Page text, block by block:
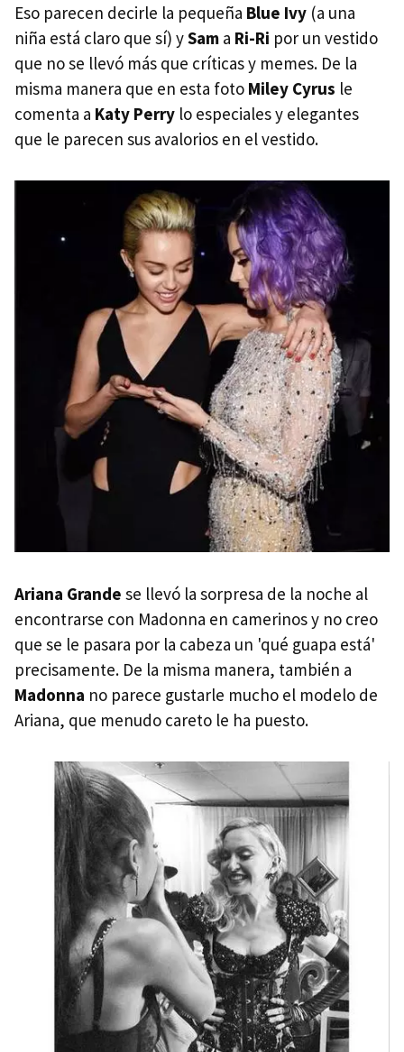
Eso parecen decirle la pequeña Blue Ivy (a una
niña está claro que sí) ySam a Ri-Ri por un vestido
que no se llevó más que críticas y memes. De la
misma manera que en esta foto Miley Cyrus le
comenta a Katy Perry lo especiales y elegantes
que le parecen sus avalorios en el vestido.
Ariana Grande se llevó la sorpresa de la noche al
encontrarse con Madonna en camerinos y no creo
que se le pasara por la cabeza un 'qué guapa está'
precisamente. De la misma manera, también a
Madonna no parece gustarle mucho el modelo de
Ariana, que menudo careto le ha puesto.